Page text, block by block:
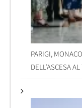
PARIGI,
DELL’ASCESA